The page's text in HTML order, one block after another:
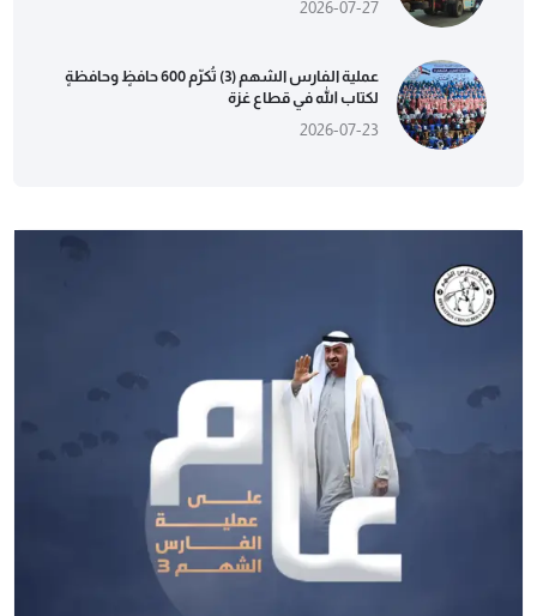
2026-07-27
عملية الفارس الشهم (3) تُكرّم 600 حافظٍ وحافظةٍ
لكتاب الله في قطاع غزة
2026-07-23